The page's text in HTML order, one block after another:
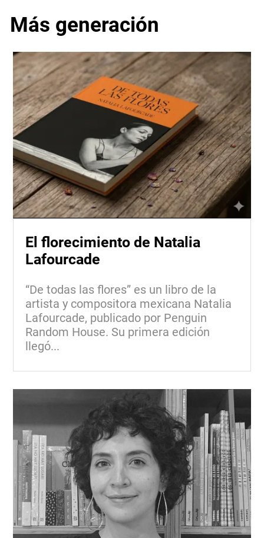
Más generación
El florecimiento de Natalia
Lafourcade
“De todas las flores” es un libro de la
artista y compositora mexicana Natalia
Lafourcade, publicado por Penguin
Random House. Su primera edición
llegó...